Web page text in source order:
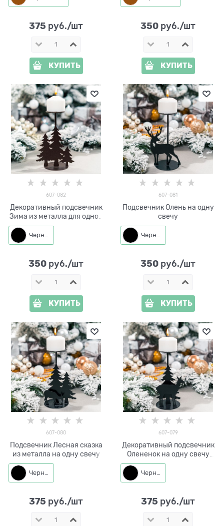
375 руб./шт
КУПИТЬ
350 руб./шт
КУПИТЬ
607-082
Декоративный подсвечник
Зима из металла для одной
свечи
Черный
350 руб./шт
КУПИТЬ
607-081
Подсвечник Олень на одну
свечу
Черный
350 руб./шт
КУПИТЬ
607-080
Подсвечник Лесная сказка
из металла на одну свечу
Черный
375 руб./шт
607-079
Декоративный подсвечник
Олененок на одну свечу
607-079
Черный
375 руб./шт